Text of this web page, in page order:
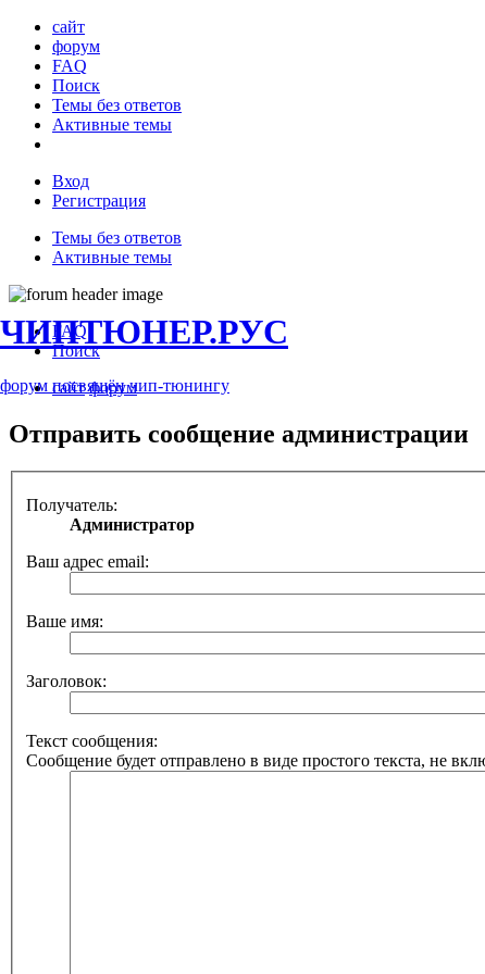
сайт
форум
FAQ
Поиск
Темы без ответов
Активные темы
Вход
Регистрация
Темы без ответов
Активные темы
ЧИПТЮНЕР.РУС
форум посвящён чип-тюнингу
FAQ
Поиск
сайт форум
Отправить сообщение администрации
Получатель:
Администратор
Ваш адрес email:
Ваше имя:
Заголовок:
Текст сообщения:
Сообщение будет отправлено в виде простого текста, не